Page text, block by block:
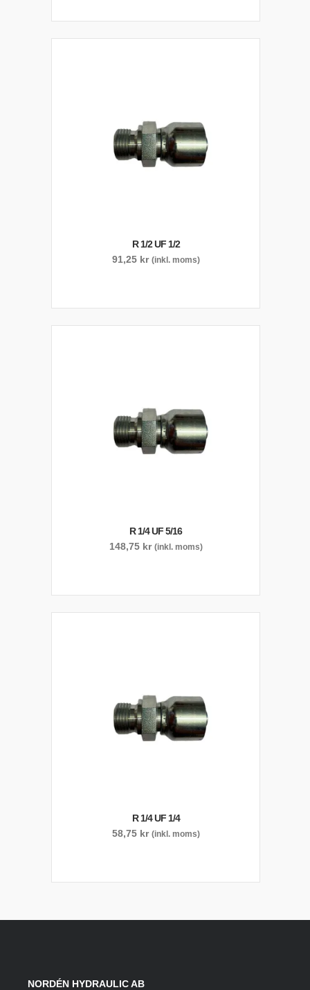
R 1/2 UF 1/2
91,25 kr (inkl. moms)
R 1/4 UF 5/16
148,75 kr (inkl. moms)
R 1/4 UF 1/4
58,75 kr (inkl. moms)
NORDÉN HYDRAULIC AB